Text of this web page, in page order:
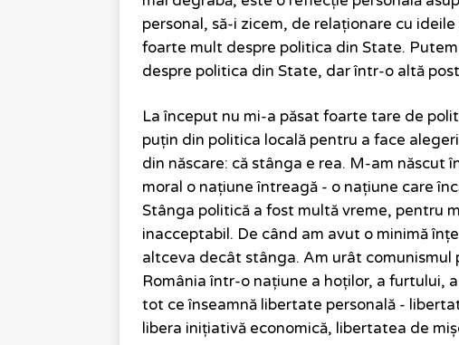
personal, să-i zicem, de relaționare cu
foarte mult despre politica din State.
despre politica din State, dar într-o altă
La început nu mi-a păsat foarte tare de
puțin din politica locală pentru a face
din născare: că stânga e rea. M-am născut
moral o națiune întreagă - o națiune care
Stânga politică a fost multă vreme, pentru
inacceptabil. De când am avut o minimă
altceva decât stânga. Am urât
România într-o națiune a hoților, a furtului,
tot ce înseamnă libertate personală -
libera inițiativă economică, libertatea de